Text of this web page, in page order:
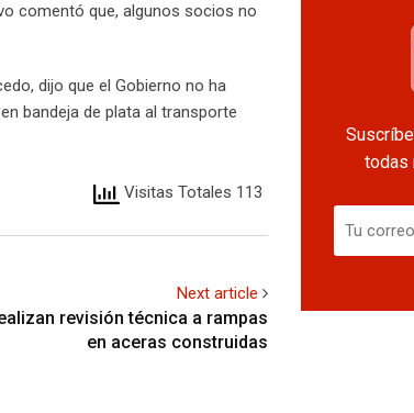
comentó que, algunos socios no
dijo que el Gobierno no ha
bandeja de plata al transporte
Visitas Totales 113
Next article
revisión técnica a rampas
en aceras construidas
todas